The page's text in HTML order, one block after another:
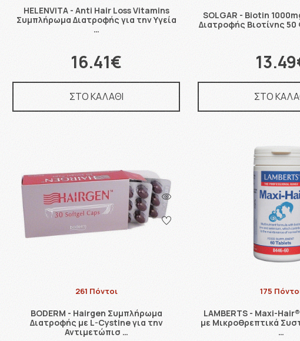
HELENVITA - Anti Hair Loss Vitamins
Συμπλήρωμα Διατροφής για την Υγεία
…
16.41€
ΣΤΟ ΚΑΛΑΘΙ
SOLGAR - Biotin
Διατροφής Βιοτίνης
ΣΤΟ
261 Πόντοι
BODERM - Hairgen Συμπλήρωμα
Διατροφής με L-Cystine για την
Αντιμετώπισ …
175
LAMBERTS - Maxi-
με Μικροθρεπτικά
…